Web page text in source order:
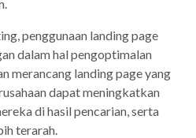
penggunaan landing page
dalam hal pengoptimalan
merancang landing page yang
dapat meningkatkan
di hasil pencarian, serta
terarah.